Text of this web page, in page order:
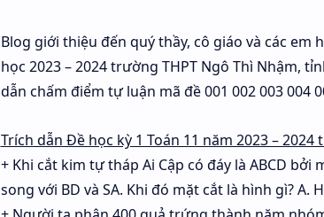
Blog giới thiệu đến quý thầy, cô giáo và các em
học 2023 – 2024 trường THPT Ngô Thì Nhậm,
dẫn chấm điểm tự luận mã đề 001 002 003 004
Trích dẫn Đề học kỳ 1 Toán 11 năm 2023 –
+ Khi cắt kim tự tháp Ai Cập có đáy là ABCD
song với BD và SA. Khi đó mặt cắt là hình gì? A.